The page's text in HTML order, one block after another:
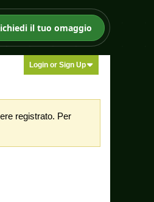
il tuo omaggio
Login or Sign Up
registrato. Per